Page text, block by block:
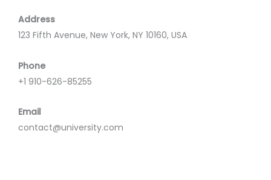
Address
123 Fifth Avenue, New York, NY 10160, USA
Phone
+1 910-626-85255
Email
contact@university.com